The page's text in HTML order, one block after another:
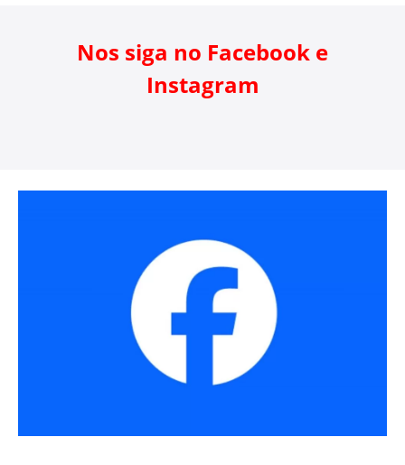
Nos siga no Facebook e
Instagram